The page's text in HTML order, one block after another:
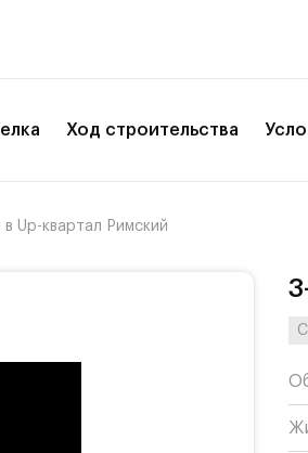
Ход строительства
в Up-квартал Римский